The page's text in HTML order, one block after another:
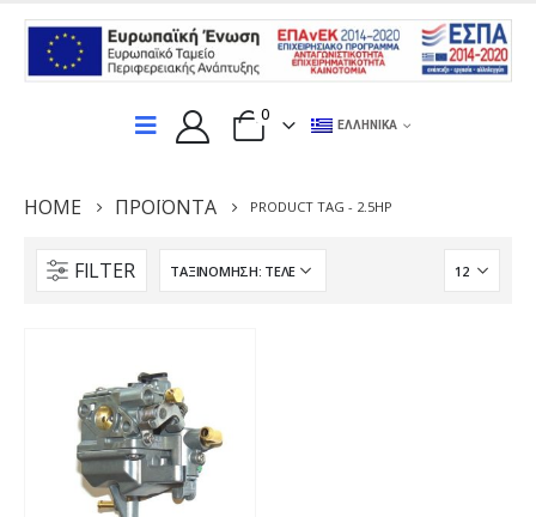
0
ΕΛΛΗΝΙΚΆ
HOME ΠΡΟΪΌΝΤΑ PRODUCT TAG - 2.5HP
FILTER